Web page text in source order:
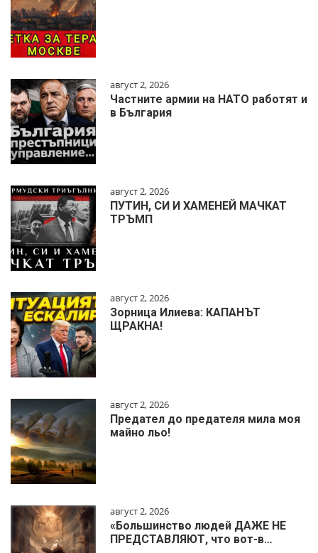
август 2, 2026
Частните армии на НАТО работят и
в България
август 2, 2026
ПУТИН, СИ И ХАМЕНЕЙ МАЧКАТ
ТРЪМП
август 2, 2026
Зорница Илиева: КАПАНЪТ
ЩРАКНА!
август 2, 2026
Предател до предателя мила моя
майно льо!
август 2, 2026
«Большинство людей ДАЖЕ НЕ
ПРЕДСТАВЛЯЮТ, что вот-в…